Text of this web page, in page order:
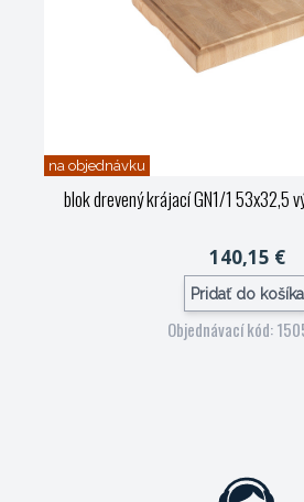
na objednávku
blok drevený krájací GN1/1 53x32,5
140,15 €
Pridať do košíka
Objednávací kód: